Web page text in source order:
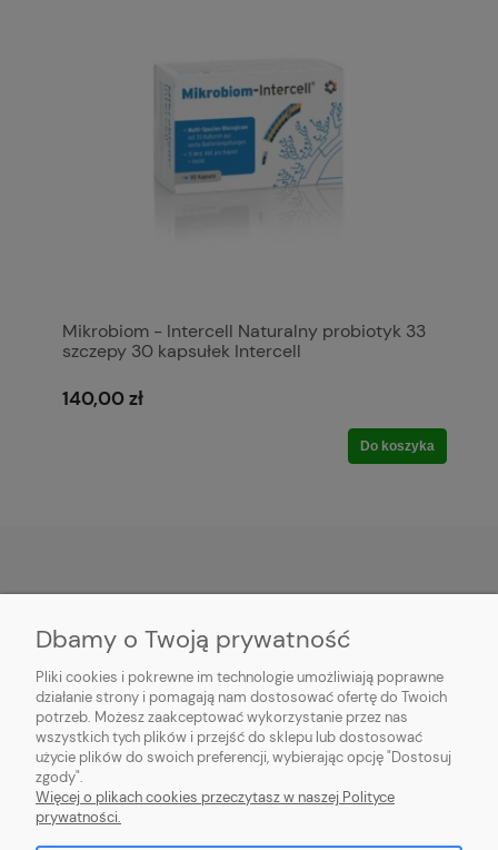
Mikrobiom - Intercell Naturalny probiotyk 33
szczepy 30 kapsułek Intercell
140,00 zł
Do koszyka
PŁATNOŚĆ I DOSTAWA
MOJE KONTO
O FIRMIE
Dbamy o Twoją prywatność
Pliki cookies i pokrewne im technologie umożliwiają poprawne
działanie strony i pomagają nam dostosować ofertę do Twoich
potrzeb. Możesz zaakceptować wykorzystanie przez nas
wszystkich tych plików i przejść do sklepu lub dostosować
użycie plików do swoich preferencji, wybierając opcję "Dostosuj
zgody".
Więcej o plikach cookies przeczytasz w naszej Polityce
prywatności.